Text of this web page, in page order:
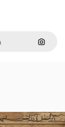
Cerca